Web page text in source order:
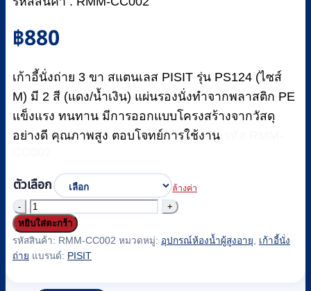
฿880
เก้าอี้นั่งถ่าย 3 ขา สแตนเลส PISIT รุ่น PS124 (ไซส์
M) มี 2 สี (แดง/น้ำเงิน) แผ่นรองนั่งทำจากพลาสติก PE
แข็งแรง ทนทาน มีการออกแบบโครงสร้างจากวัสดุ
อย่างดี คุณภาพสูง ตอบโจทย์การใช้งาน
ตัวเลือก ล้างค่า
จำนวน
เก้าอี้
นั่ง
หยิบใส่ตะกร้า
รหัสสินค้า: RMM-CC002 หมวดหมู่: อุปกรณ์ห้องน้ำผู้สูงอายุ
เก้าอี้นั่ง
ถ่าย แบรนด์: PISIT